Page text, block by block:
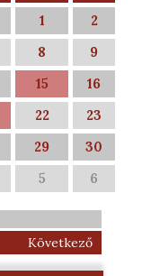
1
2
8
9
15
16
22
23
29
30
5 6
Következő